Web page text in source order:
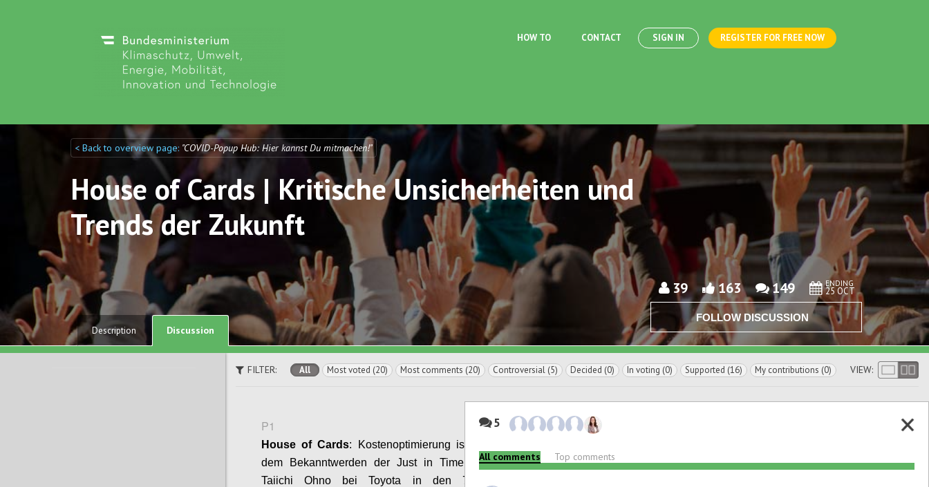
HOW TO CONTACT SIGN IN REGISTER FOR FREE NOW
Discuto
< Back to overview page: "COVID-Popup Hub: Hier kannst Du mitmachen!"
House of Cards | Kritische Unsicherheiten und
Trends der Zukunft
39 163 149 ENDING
25 OCT
FOLLOW DISCUSSION
Description
Discussion
FILTER: All Most voted (20) Most comments (20) Controversial (5) Decided (0) In voting (0) Supported (16) My contributions (0) VIEW:
P1
House of Cards:
Kostenoptimierung ist spätestens seit
dem Bekanntwerden der Just in Time Produktion von
Taiichi
Ohno bei Toyota in den 70 Jahren des
5
All comments Top comments